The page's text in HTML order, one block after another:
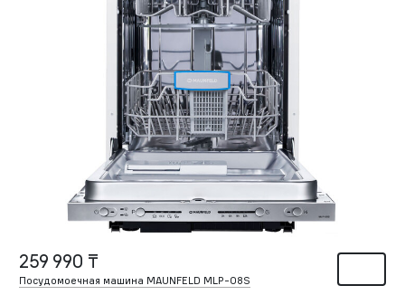
259 990 ₸
Посудомоечная машина MAUNFELD MLP-08S